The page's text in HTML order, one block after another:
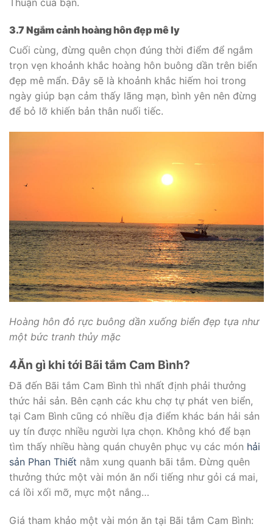
3.7 Ngắm cảnh hoàng hôn đẹp mê ly
Cuối cùng, đừng quên chọn đúng thời điểm để ngắm
trọn vẹn khoảnh khắc hoàng hôn buông dần trên biển
đẹp mê mẩn. Đây sẽ là khoảnh khắc hiếm hoi trong
ngày giúp bạn cảm thấy lãng mạn, bình yên nên đừng
để bỏ lỡ khiến bản thân nuối tiếc.
Hoàng hôn đỏ rực buông dần xuống biển đẹp tựa như
một bức tranh thủy mặc
4Ăn gì khi tới Bãi tắm Cam Bình?
Đã đến Bãi tắm Cam Bình thì nhất định phải thưởng
thức hải sản. Bên cạnh các khu chợ tự phát ven biển,
tại Cam Bình cũng có nhiều địa điểm khác bán hải sản
uy tín được nhiều người lựa chọn. Không khó để bạn
tìm thấy nhiều hàng quán chuyên phục vụ các món hải
sản Phan Thiết nằm xung quanh bãi tắm. Đừng quên
thưởng thức một vài món ăn nổi tiếng như gỏi cá mai,
cá lồi xối mỡ, mực một nắng…
Giá tham khảo một vài món ăn tại Bãi tắm Cam Bình: